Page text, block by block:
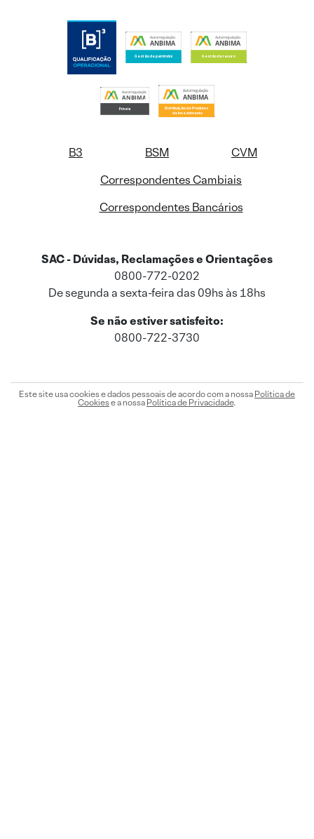
B3 BSM
CVM
Correspondentes Cambiais
Correspondentes Bancários
SAC - Dúvidas, Reclamações e Orientações
0800-772-0202
De segunda a sexta-feira das 09hs às 18hs
Se não estiver satisfeito:
0800-722-3730
Este site usa cookies e dados pessoais de acordo com a nossa Política de
Cookiese a nossa Política de Privacidade.